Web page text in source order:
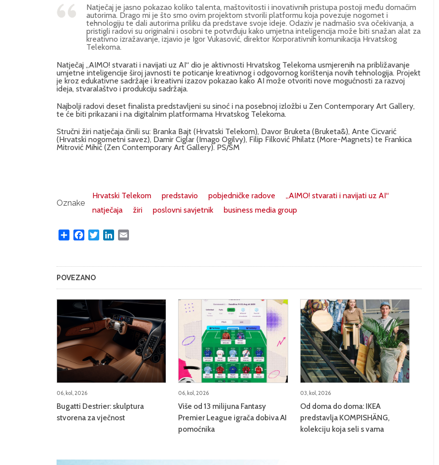
Natječaj je jasno pokazao koliko talenta, maštovitosti i inovativnih pristupa postoji među domaćim
autorima. Drago mi je što smo ovim projektom stvorili platformu koja povezuje nogomet i
tehnologiju te dali autorima priliku da predstave svoje ideje. Odaziv je nadmašio sva očekivanja, a
pristigli radovi su originalni i osobni te potvrđuju kako umjetna inteligencija može biti snažan alat za
kreativno izražavanje, izjavio je Igor Vukasović, direktor Korporativnih komunikacija Hrvatskog
Telekoma.
Natječaj „AIMO! stvarati i navijati uz AI“ dio je aktivnosti Hrvatskog Telekoma usmjerenih na približavanje
umjetne inteligencije široj javnosti te poticanje kreativnog i odgovornog korištenja novih tehnologija. Projekt
je kroz edukativne sadržaje i kreativni izazov pokazao kako AI može otvoriti nove mogućnosti za razvoj
ideja, stvaralaštvo i produkciju sadržaja.
Najbolji radovi deset finalista predstavljeni su sinoć i na posebnoj izložbi u Zen Contemporary Art Gallery,
te će biti prikazani i na digitalnim platformama Hrvatskog Telekoma.
Stručni žiri natječaja činili su: Branka Bajt (Hrvatski Telekom), Davor Bruketa (Bruketa&), Ante Cicvarić
(Hrvatski nogometni savez), Damir Ciglar (Imago Ogilvy), Filip Filković Philatz (More-Magnets) te Frankica
Mitrović Mihić (Zen Contemporary Art Gallery). PS/SM
Oznake
Hrvatski Telekom predstavio pobjedničke radove
„AIMO! stvarati i navijati uz AI“
natječaja
žiri poslovni savjetnik business media group
Share FacebookTwitterLinkedIn
POVEZANO
06, kol, 2026
Bugatti Destrier: skulptura
stvorena za vječnost
06, kol, 2026
Više od 13 milijuna Fantasy
Premier League igrača dobiva AI
pomoćnika
03, kol, 2026
Od doma do doma: IKEA
predstavlja KOMPISHÄNG,
kolekciju koja seli s vama